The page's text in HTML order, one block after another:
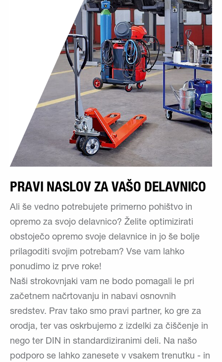
PRAVI NASLOV ZA VAŠO DELAVNICO
Ali še vedno potrebujete primerno pohištvo in
opremo za svojo delavnico? Želite optimizirati
obstoječo opremo svoje delavnice in jo še bolje
prilagoditi svojim potrebam? Vse vam lahko
ponudimo iz prve roke!
Naši strokovnjaki vam ne bodo pomagali le pri
začetnem načrtovanju in nabavi osnovnih
sredstev. Prav tako smo pravi partner, ko gre za
orodja, ter vas oskrbujemo z izdelki za čiščenje in
nego ter DIN in standardiziranimi deli. Na našo
podporo se lahko zanesete v vsakem trenutku - in